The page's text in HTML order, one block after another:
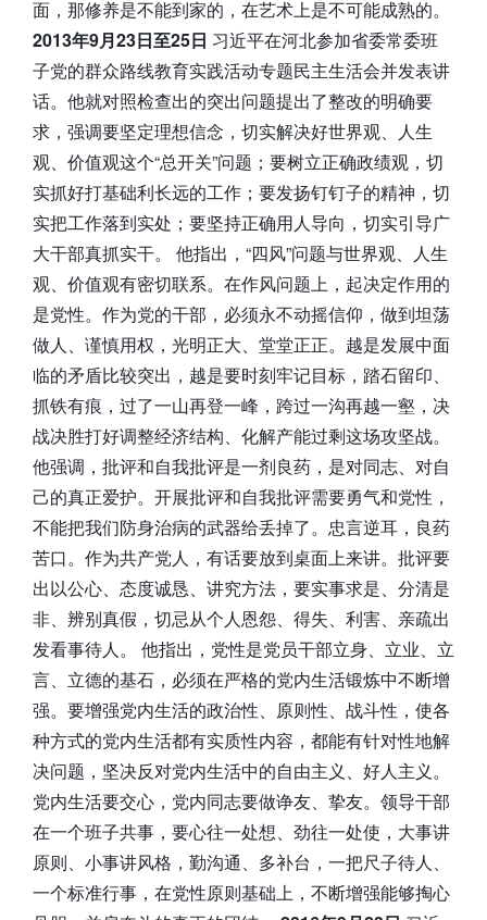
面，那修养是不能到家的，在艺术上是不可能成熟的。
2013年9月23日至25日 习近平在河北参加省委常委班
子党的群众路线教育实践活动专题民主生活会并发表讲
话。他就对照检查出的突出问题提出了整改的明确要
求，强调要坚定理想信念，切实解决好世界观、人生
观、价值观这个“总开关”问题；要树立正确政绩观，切
实抓好打基础利长远的工作；要发扬钉钉子的精神，切
实把工作落到实处；要坚持正确用人导向，切实引导广
大干部真抓实干。 他指出，“四风”问题与世界观、人生
观、价值观有密切联系。在作风问题上，起决定作用的
是党性。作为党的干部，必须永不动摇信仰，做到坦荡
做人、谨慎用权，光明正大、堂堂正正。越是发展中面
临的矛盾比较突出，越是要时刻牢记目标，踏石留印、
抓铁有痕，过了一山再登一峰，跨过一沟再越一壑，决
战决胜打好调整经济结构、化解产能过剩这场攻坚战。
他强调，批评和自我批评是一剂良药，是对同志、对自
己的真正爱护。开展批评和自我批评需要勇气和党性，
不能把我们防身治病的武器给丢掉了。忠言逆耳，良药
苦口。作为共产党人，有话要放到桌面上来讲。批评要
出以公心、态度诚恳、讲究方法，要实事求是、分清是
非、辨别真假，切忌从个人恩怨、得失、利害、亲疏出
发看事待人。 他指出，党性是党员干部立身、立业、立
言、立德的基石，必须在严格的党内生活锻炼中不断增
强。要增强党内生活的政治性、原则性、战斗性，使各
种方式的党内生活都有实质性内容，都能有针对性地解
决问题，坚决反对党内生活中的自由主义、好人主义。
党内生活要交心，党内同志要做诤友、挚友。领导干部
在一个班子共事，要心往一处想、劲往一处使，大事讲
原则、小事讲风格，勤沟通、多补台，一把尺子待人、
一个标准行事，在党性原则基础上，不断增强能够掏心